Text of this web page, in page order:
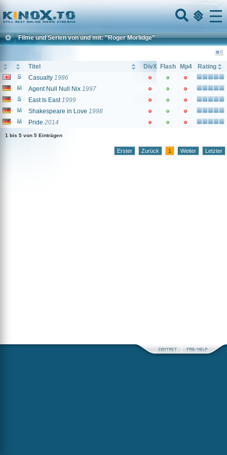
Home
Menu
Filme und Serien von und mit: "Roger Morlidge"
Titel DivX Flash Mp4
Rating
Casualty 1986
Agent Null Null Nix 1997
East Is East 1999
Shakespeare in Love 1998
Pride 2014
1 bis 5 von 5 Einträgen
Erster Zurück 1 Weiter Letzter